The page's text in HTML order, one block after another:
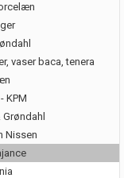
vaser baca, tenera
KPM
Nissen